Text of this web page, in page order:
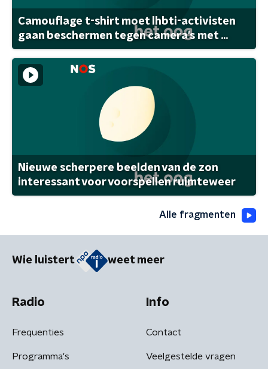
Camouflage t-shirt moet lhbti-activisten
gaan beschermen tegen camera's met ...
Nieuwe scherpere beelden van de zon
interessant voor voorspellen ruimteweer
Alle fragmenten
Wie luistert weet meer
Radio
Frequenties
Programma's
Info
Contact
Veelgestelde vragen